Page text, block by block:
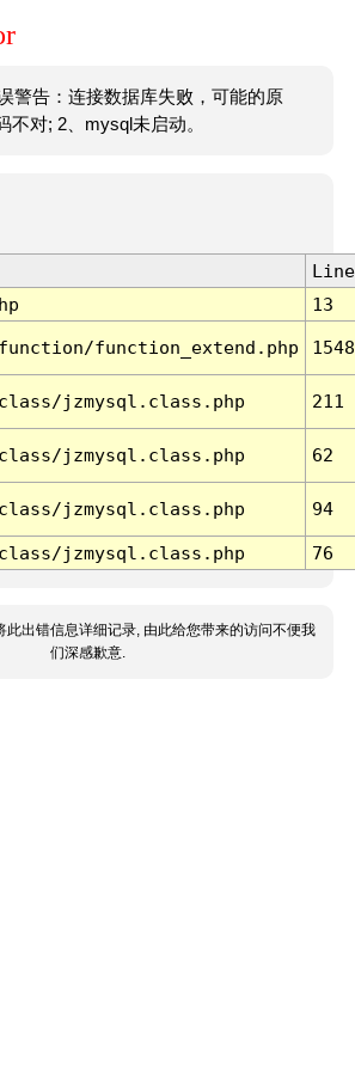
警告：连接数据库失败，可能的原
不对; 2、mysql未启动。
Line
13
function_extend.php 1548
jzmysql.class.php 211
jzmysql.class.php 62
jzmysql.class.php 94
jzmysql.class.php 76
此出错信息详细记录, 由此给您带来的访问不便我
们深感歉意.